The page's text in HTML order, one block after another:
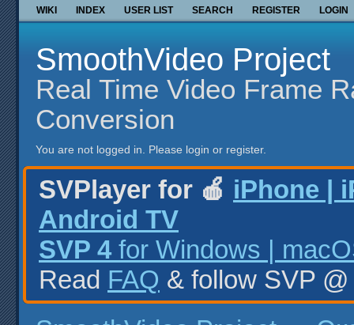
WIKI INDEX USER LIST SEARCH REGISTER LOGIN
SmoothVideo Project
Real Time Video Frame
Conversion
You are not logged in. Please login or register.
SVPlayer for 🍎 iPhone |
Android TV
SVP 4 for Windows |
Read FAQ & follow SVP